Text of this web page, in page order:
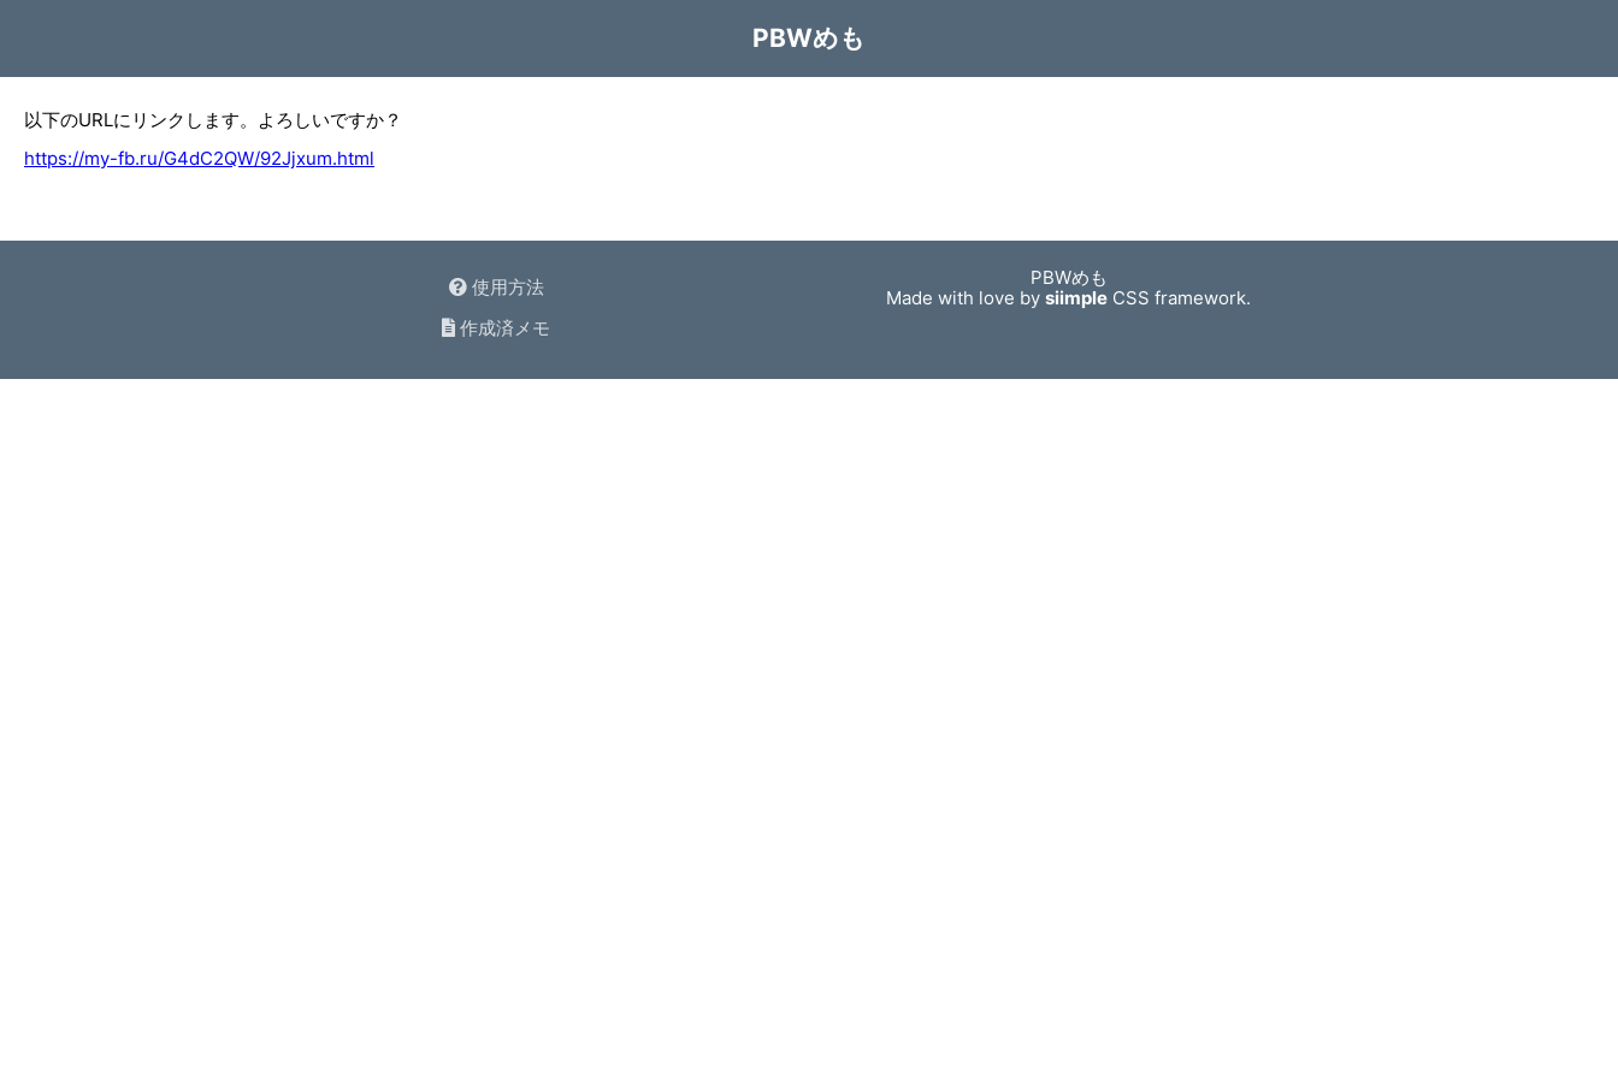
PBWめも
以下のURLにリンクします。よろしいですか？
https://my-fb.ru/G4dC2QW/92Jjxum.html
使用方法
作成済メモ
PBWめも
Made with love bysiimple CSS framework.